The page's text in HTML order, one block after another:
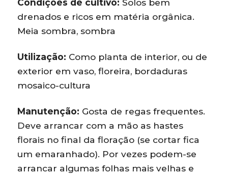
Condições de cultivo: Solos bem
drenados e ricos em matéria orgânica.
Meia sombra, sombra
Utilização: Como planta de interior, ou de
exterior em vaso, floreira, bordaduras
mosaico-cultura
Manutenção: Gosta de regas frequentes.
Deve arrancar com a mão as hastes
florais no final da floração (se cortar fica
um emaranhado). Por vezes podem-se
arrancar algumas folhas mais velhas e